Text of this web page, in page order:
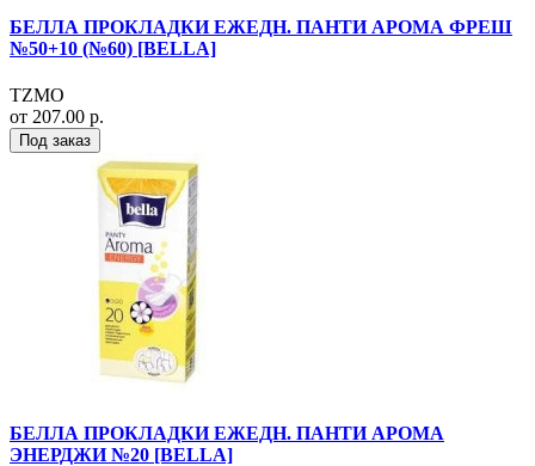
БЕЛЛА ПРОКЛАДКИ ЕЖЕДН. ПАНТИ АРОМА ФРЕШ
№50+10 (№60) [BELLA]
TZMO
от 207.00 р.
Под заказ
БЕЛЛА ПРОКЛАДКИ ЕЖЕДН. ПАНТИ АРОМА
ЭНЕРДЖИ №20 [BELLA]